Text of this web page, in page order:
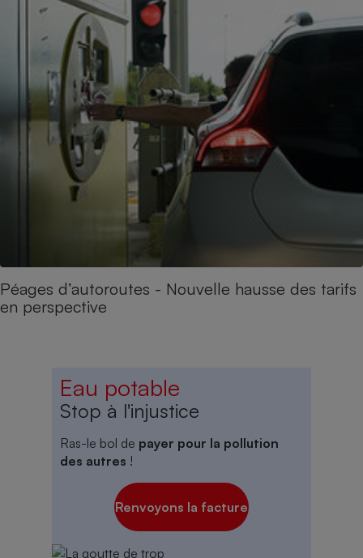
Péages d’autoroutes - Nouvelle hausse des tarifs
en perspective
Eau potable
Stop à l'injustice
Ras-le bol de payer pour la pollution
des autres !
Renvoyons la facture